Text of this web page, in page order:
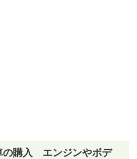
の購入 エンジンやボデ